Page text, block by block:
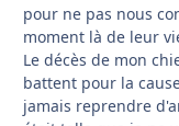
pour ne pas nous
moment là de leur
Le décès de mon
battent pour la
jamais reprendre